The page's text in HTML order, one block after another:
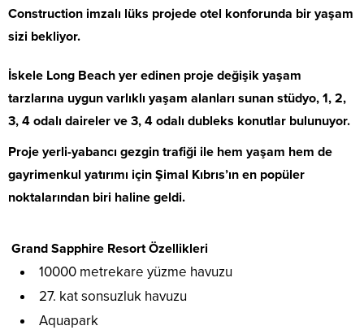
Construction imzalı lüks projede otel konforunda bir yaşam
sizi bekliyor.
İskele Long Beach yer edinen proje değişik yaşam
tarzlarına uygun varlıklı yaşam alanları sunan stüdyo, 1, 2,
3, 4 odalı daireler ve 3, 4 odalı dubleks konutlar bulunuyor.
Proje yerli-yabancı gezgin trafiği ile hem yaşam hem de
gayrimenkul yatırımı için Şimal Kıbrıs’ın en popüler
noktalarından biri haline geldi.
Grand Sapphire Resort Özellikleri
10000 metrekare yüzme havuzu
27. kat sonsuzluk havuzu
Aquapark